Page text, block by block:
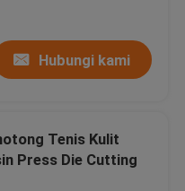
Hubungi kami
Tenis Kulit
Press Die Cutting